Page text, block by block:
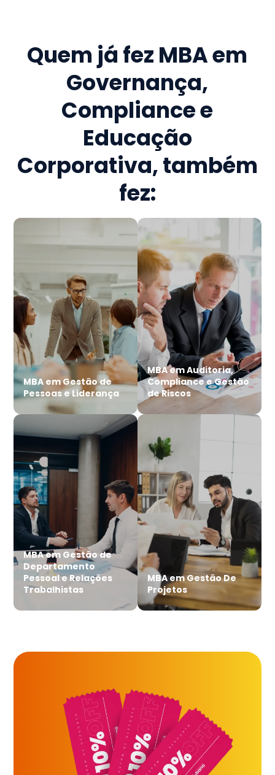
Quem já fez MBA em
Governança,
Compliance e
Educação
Corporativa, também
fez:
MBA em Gestão de
Pessoas e Liderança
MBA em Auditoria,
Compliance e Gestão
de Riscos
MBA em Gestão de
Departamento
Pessoal e Relações
Trabalhistas
MBA em Gestão De
Projetos